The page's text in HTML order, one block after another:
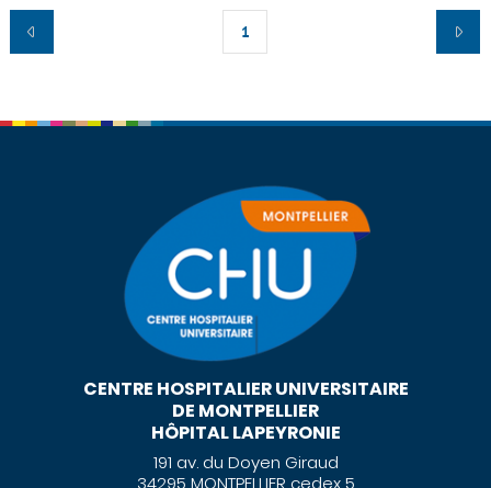
1
CENTRE HOSPITALIER UNIVERSITAIRE
DE MONTPELLIER
HÔPITAL LAPEYRONIE
191 av. du Doyen Giraud
34295 MONTPELLIER cedex 5